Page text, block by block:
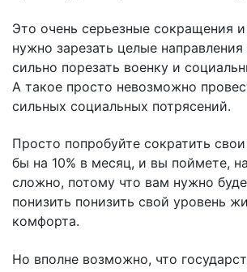
Это очень серьезные сокращения и
нужно зарезать целые
сильно порезать военку и
А такое просто невозможно
сильных социальных потрясений.
Просто попробуйте сократить
бы на 10% в месяц, и вы поймете,
сложно, потому что вам нужно
понизить понизить свой уровень
комфорта.
Но вполне возможно, что